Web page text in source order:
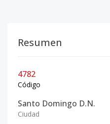
Resumen
4782
Código
Santo Domingo D.N.
Ciudad